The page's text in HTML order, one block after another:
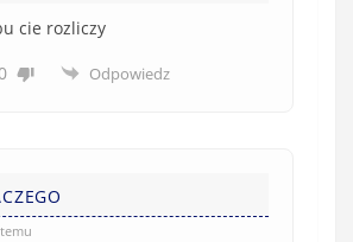
cie rozliczy
Odpowiedz